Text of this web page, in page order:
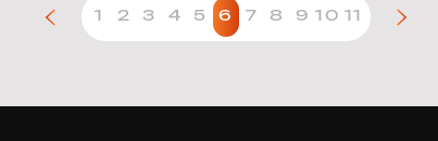
1 2 3 4 5 6 7 8 9 10 11